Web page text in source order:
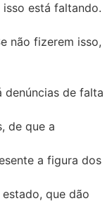
está faltando.
não fizerem isso,
denúncias de falta
de que a
a figura dos
que dão